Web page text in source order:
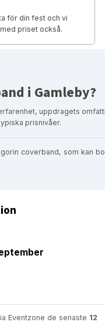
för din fest och vi
priset också.
i Gamleby?
uppdragets
prisnivåer.
coverband, som kan
Eventzone de senaste 12